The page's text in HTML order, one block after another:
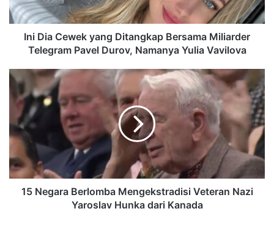
Ini Dia Cewek yang Ditangkap Bersama Miliarder
Telegram Pavel Durov, Namanya Yulia Vavilova
15 Negara Berlomba Mengekstradisi Veteran Nazi
Yaroslav Hunka dari Kanada